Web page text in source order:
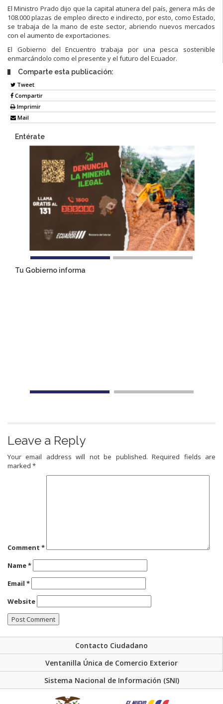
El Ministro Prado dijo que la capital atunera del país, genera más de
108.000 plazas de empleo directo e indirecto, por esto, como Estado,
se trabaja de la mano de este sector, abriendo nuevos mercados
con el aumento de exportaciones.
El Gobierno del Encuentro trabaja por una pesca sostenible
enmarcándolo como el presente y el futuro del Ecuador.
Comparte esta publicación:
Tweet
Compartir
Imprimir
Mail
Entérate
Tu Gobierno informa
Leave a Reply
Your email address will not be published. Required fields are
marked *
Comment *
Name*
Email *
Website
Contacto Ciudadano
Ventanilla Única de Comercio Exterior
Sistema Nacional de Información (SNI)